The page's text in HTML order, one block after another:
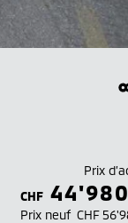
Prix
CHF
Prix neuf CHF